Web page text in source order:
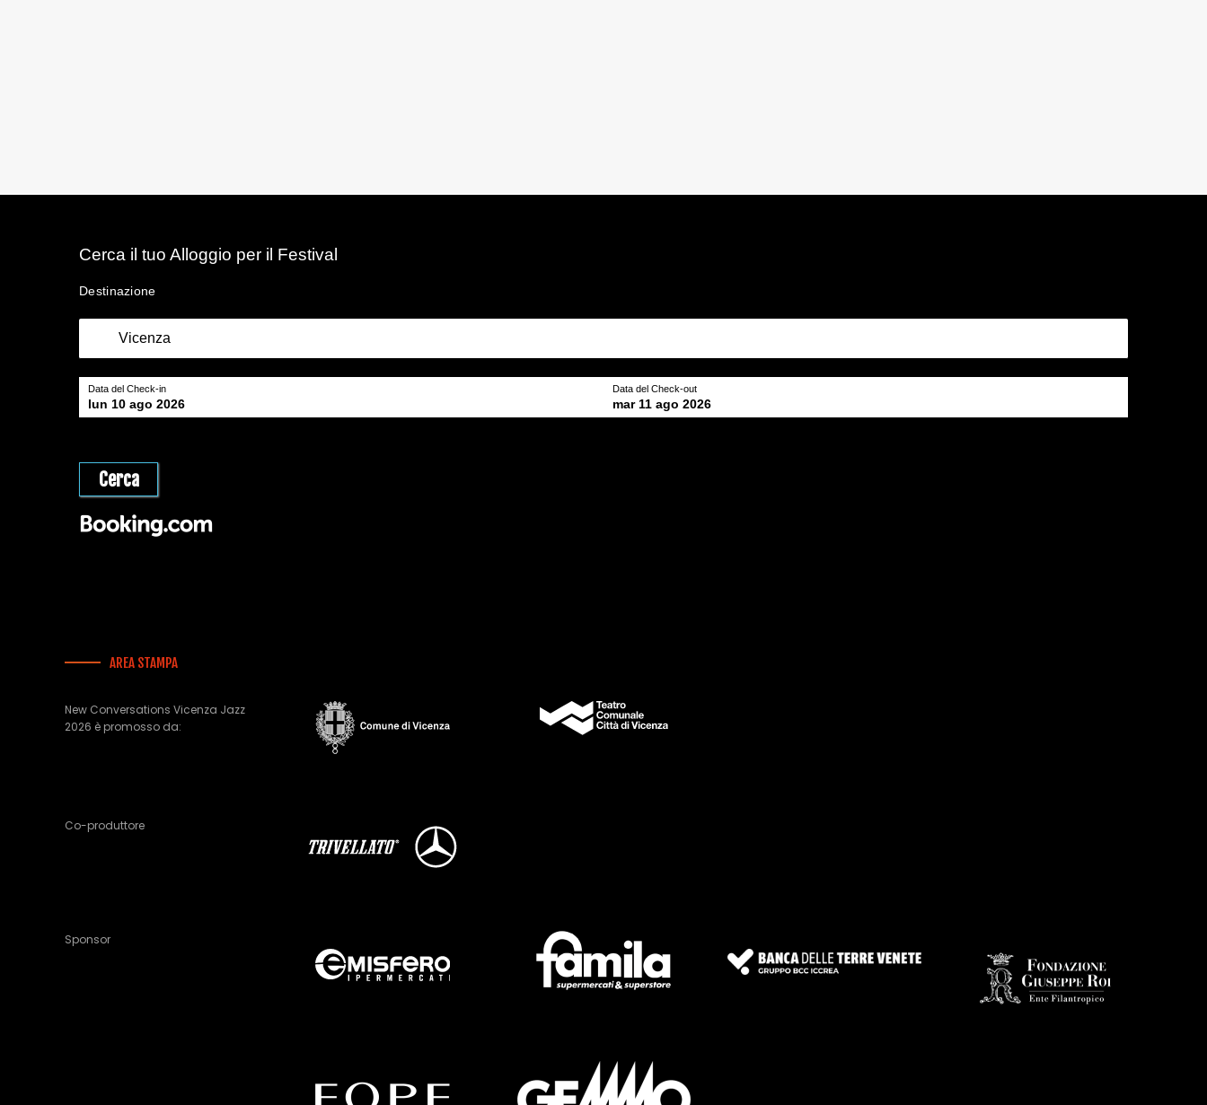
Cerca il tuo Alloggio per il Festival
Destinazione
Data del Check-in
lun 10 ago 2026
Data del Check-out
mar 11 ago 2026
AREA STAMPA
New Conversations Vicenza Jazz
2026 è promosso da:
Co-produttore
Sponsor